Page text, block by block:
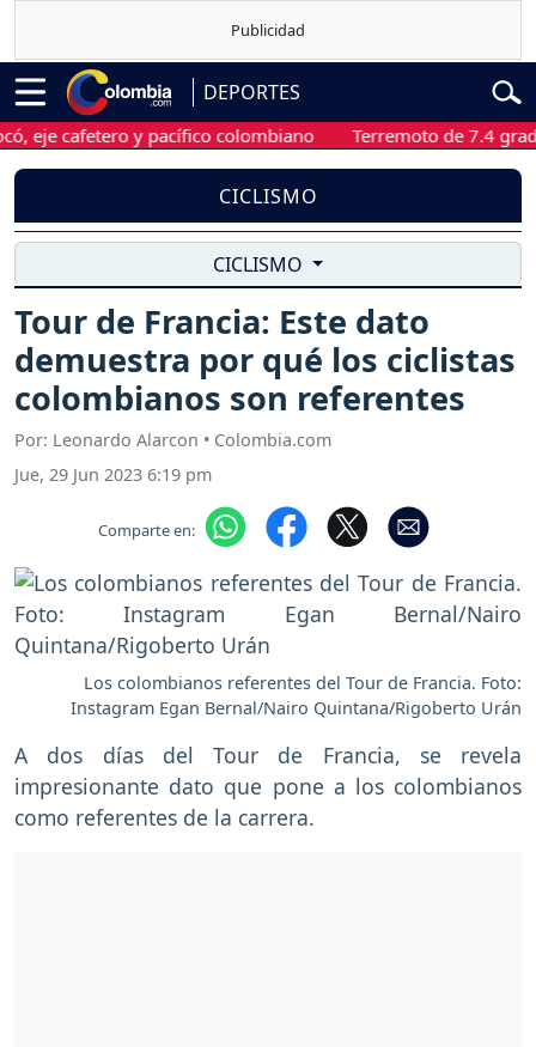
DEPORTES
cafetero y pacífico colombiano Terremoto de 7.4 grados
CICLISMO
CICLISMO
Tour de Francia: Este dato
demuestra por qué los ciclistas
colombianos son referentes
Por: Leonardo Alarcon • Colombia.com
Jue, 29 Jun 2023 6:19 pm
Comparte en:
Los colombianos referentes del Tour de Francia. Foto:
Instagram Egan Bernal/Nairo Quintana/Rigoberto Urán
A dos días del Tour de Francia, se revela
impresionante dato que pone a los colombianos
como referentes de la carrera.